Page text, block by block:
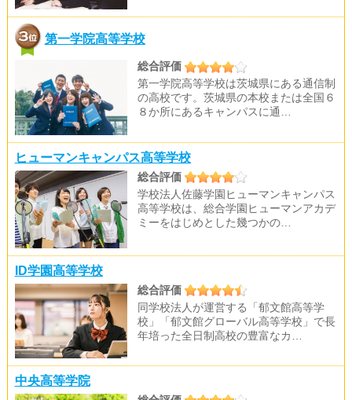
第一学院高等学校
総合評価
第一学院高等学校は茨城県にある通信制
の高校です。茨城県の本校または全国６
８か所にあるキャンパスに通…
ヒューマンキャンパス高等学校
総合評価
学校法人佐藤学園ヒューマンキャンパス
高等学校は、総合学園ヒューマンアカデ
ミーをはじめとした幾つかの…
ID学園高等学校
総合評価
同学校法人が運営する「郁文館高等学
校」「郁文館グローバル高等学校」で長
年培った全日制高校の豊富なカ…
中央高等学院